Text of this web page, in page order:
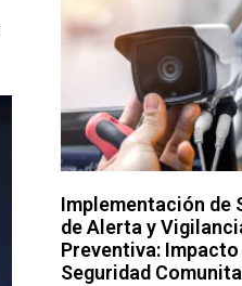
Implementación de
de Alerta y
Preventiva: Impacto
Seguridad